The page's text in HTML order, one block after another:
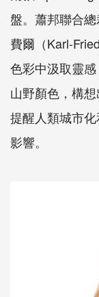
盤。蕭邦聯合
費爾（Karl-
色彩中汲取靈
山野顏色，構
提醒人類城市
影響。